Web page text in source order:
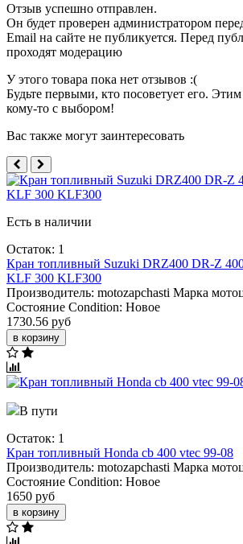
Отзыв успешно отправлен.
Он будет проверен администратором
Email на сайте не публикуется. Перед
проходят модерацию
У этого товара пока нет отзывов :(
Будьте первыми, кто посоветует его.
кому-то с выбором!
Вас также могут заинтересовать
Есть в наличии
Остаток: 1
Кран топливный Suzuki DRZ400 DR-Z
KLF 300 KLF300
Производитель: motozapchasti Марка
Состояние Condition: Новое
1730.56 руб
в корзину
В пути
Остаток: 1
Кран топливный Honda cb 400 vtec 99-08
Производитель: motozapchasti Марка
Состояние Condition: Новое
1650 руб
в корзину